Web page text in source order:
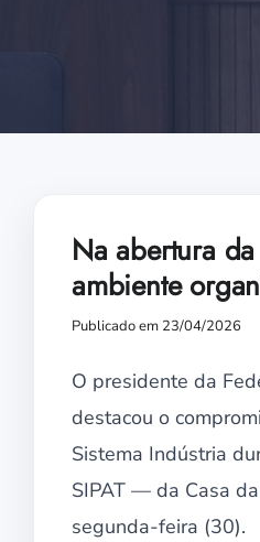
Na abertura
ambiente
Publicado em 23/04/2026
O presidente da
destacou o
Sistema Indústria
SIPAT — da Casa
segunda-feira (30).